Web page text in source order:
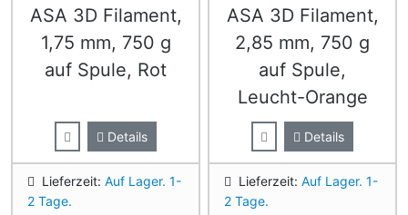
ASA 3D Filament,
1,75 mm, 750 g
auf Spule, Rot
Details
Lieferzeit: Auf Lager. 1-
2 Tage.
ASA 3D Filament,
2,85 mm, 750 g
auf Spule,
Leucht-Orange
Details
Lieferzeit: Auf Lager. 1-
2 Tage.